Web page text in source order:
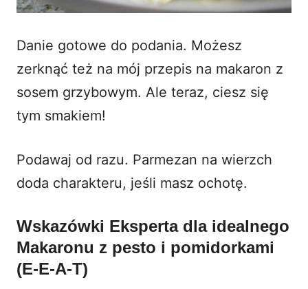
Danie gotowe do podania. Możesz
zerknąć też na mój przepis na makaron z
sosem grzybowym. Ale teraz, ciesz się
tym smakiem!
Podawaj od razu. Parmezan na wierzch
doda charakteru, jeśli masz ochotę.
Wskazówki Eksperta dla idealnego
Makaronu z pesto i pomidorkami
(E-E-A-T)